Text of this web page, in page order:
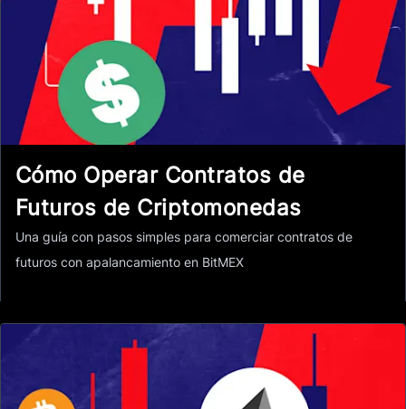
Cómo Operar Contratos de
Futuros de Criptomonedas
Una guía con pasos simples para comerciar contratos de
futuros con apalancamiento en BitMEX